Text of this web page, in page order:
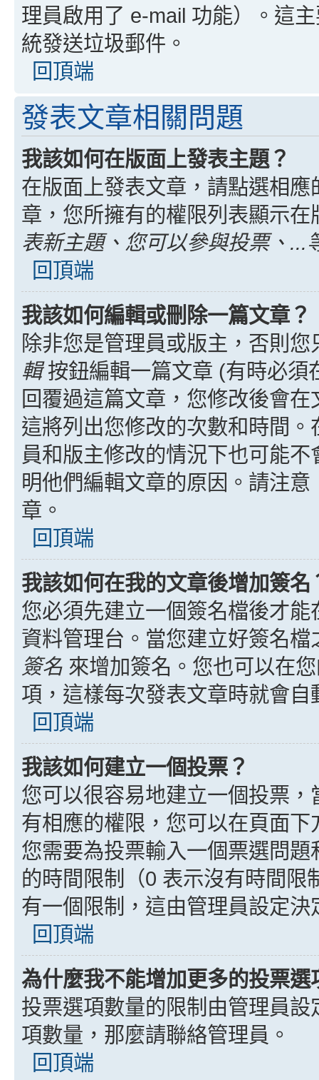
理員啟用了 e-mail 功能）。這
統發送垃圾郵件。
回頂端
發表文章相關問題
我該如何在版面上發表主題？
在版面上發表文章，請點選相
章，您所擁有的權限列表顯示
表新主題、您可以參與投票、...
回頂端
我該如何編輯或刪除一篇文章？
除非您是管理員或版主，否則
輯按鈕編輯一篇文章 (有時必須
回覆過這篇文章，您修改後會
這將列出您修改的次數和時間
員和版主修改的情況下也可能
明他們編輯文章的原因。請注
章。
回頂端
我該如何在我的文章後增加簽名
您必須先建立一個簽名檔後才
資料管理台。當您建立好簽名
簽名 來增加簽名。您也可以在
項，這樣每次發表文章時就會自
回頂端
我該如何建立一個投票？
您可以很容易地建立一個投票
有相應的權限，您可以在頁面
您需要為投票輸入一個票選問
的時間限制（0 表示沒有時間限
有一個限制，這由管理員設定決
回頂端
為什麼我不能增加更多的投票選
投票選項數量的限制由管理員
項數量，那麼請聯絡管理員。
回頂端